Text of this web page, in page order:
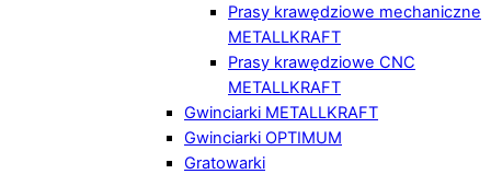
Prasy krawędziowe mechaniczne
METALLKRAFT
Prasy krawędziowe CNC
METALLKRAFT
Gwinciarki METALLKRAFT
Gwinciarki OPTIMUM
Gratowarki